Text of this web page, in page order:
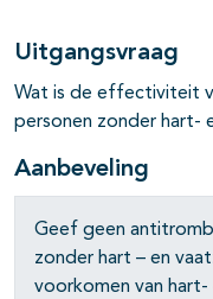
open- en
Uitgangsvraag
Wat is de effectiviteit
personen zonder hart-
Aanbeveling
Geef geen
zonder hart – en
voorkomen van